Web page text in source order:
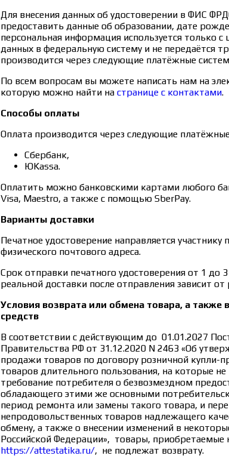
Для внесения данных об удостоверении в ФИС
предоставить данные об образовании, дате
персональная информация используется только с
данных в федеральную систему и не передаётся
производится через следующие платёжные
По всем вопросам вы можете написать нам на
которую можно найти на странице с контактами.
Способы оплаты
Оплата производится через следующие
Сбербанк,
ЮKassa.
Оплатить можно банковскими картами любого
Visa, Maestro, а также с помощью SberPay.
Варианты доставки
Печатное удостоверение направляется участнику
физического почтового адреса.
Срок отправки печатного удостоверения от 1 до
реальной доставки после отправления зависит
Условия возврата или обмена товара, а также
средств
В соответствии с действующим до 01.01.2027
Правительства РФ от 31.12.2020 N 2463 «Об
продажи товаров по договору розничной купли-
товаров длительного пользования, на которые не
требование потребителя о безвозмездном
обладающего этими же основными
период ремонта или замены такого товара, и
непродовольственных товаров надлежащего
обмену, а также о внесении изменений в
Российской Федерации», товары, приобретаемые
https://attestatika.ru/, не подлежат возврату.